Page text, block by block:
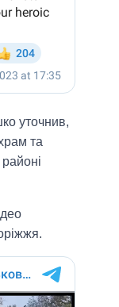
уточнив,
та